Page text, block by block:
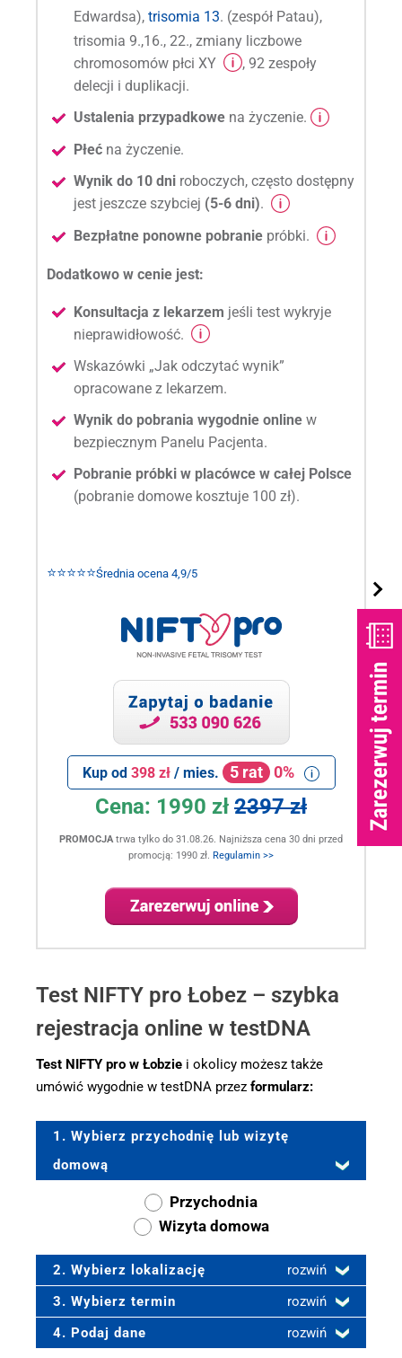
Edwardsa), trisomia 13. (zespół Patau),
trisomia 9.,16., 22., zmiany liczbowe
chromosomów płci XY
, 92 zespoły
delecji i duplikacji.
Ustalenia przypadkowe na życzenie.
Płeć na życzenie.
Wynik do 10 dni roboczych, często dostępny
jest jeszcze szybciej (5-6 dni).
Bezpłatne ponowne pobranie próbki.
Dodatkowo w cenie jest:
Konsultacja z lekarzem jeśli test wykryje
nieprawidłowość.
Wskazówki „Jak odczytać wynik”
opracowane z lekarzem.
Wynik do pobrania wygodnie online w
bezpiecznym Panelu Pacjenta.
Pobranie próbki w placówce w całej Polsce
(pobranie domowe kosztuje 100 zł).
⭐⭐⭐⭐⭐Średnia ocena 4,9/5
Kup od 398 zł/ mies. 5 rat 0%
Cena: 1990 zł 2397 zł
PROMOCJAtrwa tylko do 31.08.26. Najniższa cena 30 dni przed
promocją: 1990 zł. Regulamin >>
Test NIFTY pro Łobez – szybka
rejestracja online w testDNA
Test NIFTY pro w Łobzie i okolicy możesz także
umówić wygodnie w testDNA przez formularz:
1. Wybierz przychodnię lub wizytę
domową
Przychodnia
Wizyta domowa
2. Wybierz lokalizację
rozwiń
3. Wybierz termin
rozwiń
4. Podaj dane
rozwiń